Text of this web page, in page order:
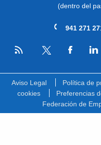
(dentro del
941 271
RSS
Aviso Legal Política de
cookies
Preferencias
Federación de